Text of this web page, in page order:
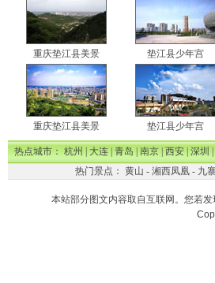
重庆垫江县美景 垫江县少年宫
重庆垫江县美景 垫江县少年宫
热点城市：杭州|大连|青岛|南京|西安|深圳|
热门景点： 黄山 - 湘西凤凰- 九
本站部分图文内容取自互联网。您若